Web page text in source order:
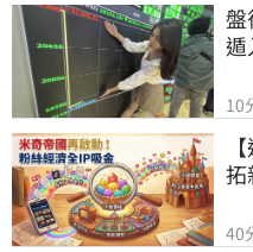
盤
遁
10
拓
40